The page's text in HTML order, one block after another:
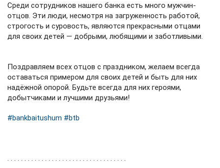
Среди сотрудников нашего банка есть много мужчин-
отцов. Эти люди, несмотря на загруженность работой,
строгость и суровость, являются прекрасными отцами
для своих детей — добрыми, любящими и заботливыми.
Поздравляем всех отцов с праздником, желаем всегда
оставаться примером для своих детей и быть для них
надёжной опорой. Будьте всегда для них героями,
добытчиками и лучшими друзьями! ⁣⁣⠀⁣⁣⠀
#bankbaitushum #btb
. . . . . . . . . . . . . . . . . . . . . . . . . . . . . . . . . . . ⁣⁣⠀⁣⁣⠀